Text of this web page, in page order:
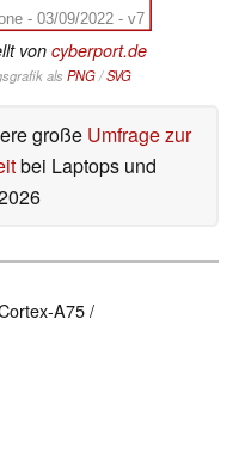
- 03/09/2022 - v7
von cyberport.de
als PNG/SVG
große Umfrage zur
bei Laptops und
A75 /